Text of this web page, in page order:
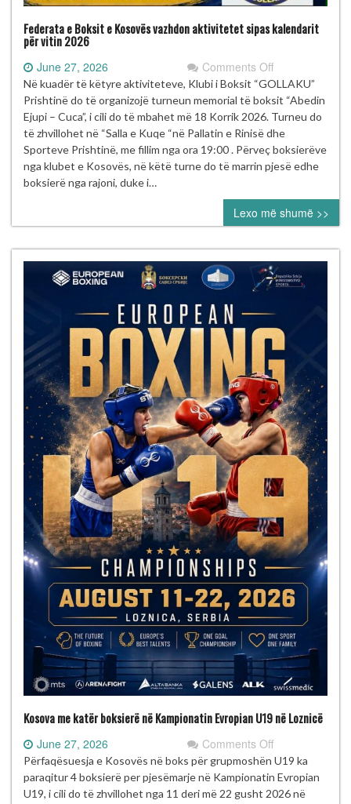
Federata e Boksit e Kosovës vazhdon aktivitetet sipas kalendarit
për vitin 2026
June 27, 2026 Comments Offon
Federata
e
Boksit
e
Kosovës
vazhdon
sipas
kalendarit
për
vitin
2026
Në kuadër të këtyre aktiviteteve, Klubi i Boksit “GOLLAKU”
Prishtinë do të organizojë turneun memorial të boksit “Abedin
Ejupi – Cuca”, i cili do të mbahet më 18 Korrik 2026. Turneu do
të zhvillohet në “Salla e Kuqe “në Pallatin e Rinisë dhe
Sporteve Prishtinë, me fillim nga ora 19:00 . Përveç boksierëve
nga klubet e Kosovës, në këtë turne do të marrin pjesë edhe
boksierë nga rajoni, duke i…
Lexo më shumë >>
Kosova me katër boksierë në Kampionatin Evropian U19 në Loznicë
June 27, 2026 Comments Offon
Kosova
me
katër
Përfaqësuesja e Kosovës në boks për grupmoshën U19 ka
paraqitur 4 boksierë per pjesëmarje në Kampionatin Evropian
U19, i cili do të zhvillohet nga 11 deri më 22 gusht 2026 në